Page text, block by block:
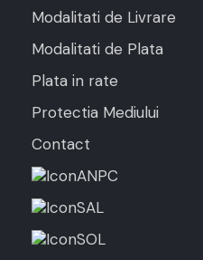
Modalitati de Livrare
Modalitati de Plata
Plata in rate
Protectia Mediului
Contact
ANPC
SAL
SOL